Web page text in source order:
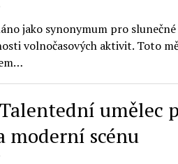
jako synonymum pro
volnočasových aktivit. Toto
umělec
moderní scénu